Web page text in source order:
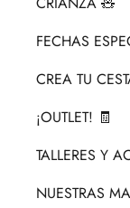
FECHAS
CREA TU
¡OUTLET! 🧾
TALLERES Y
NUESTRAS